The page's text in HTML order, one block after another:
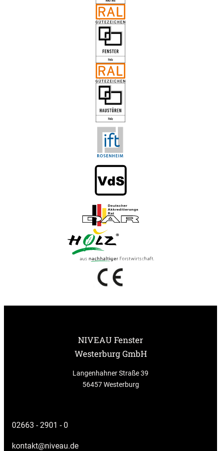
NIVEAU Fenster
Westerburg GmbH
Langenhahner Straße 39
56457 Westerburg
02663 - 2901 - 0
kontakt@niveau.de